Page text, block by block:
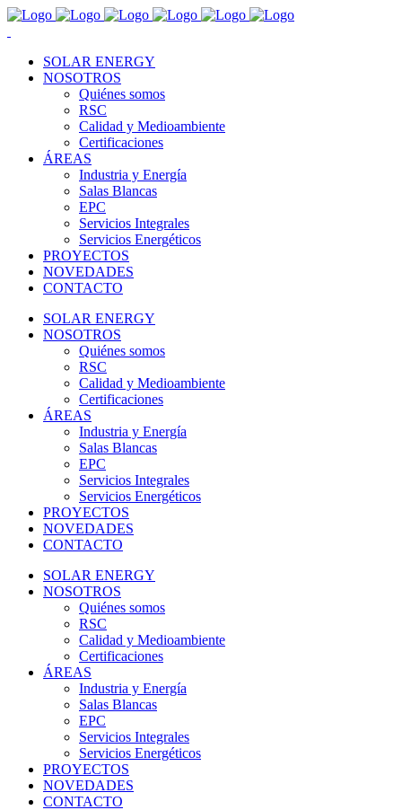
SOLAR ENERGY
NOSOTROS
Quiénes somos
RSC
Calidad y Medioambiente
Certificaciones
ÁREAS
Industria y Energía
Salas Blancas
EPC
Servicios Integrales
Servicios Energéticos
PROYECTOS
NOVEDADES
CONTACTO
SOLAR ENERGY
NOSOTROS
Quiénes somos
RSC
Calidad y Medioambiente
Certificaciones
ÁREAS
Industria y Energía
Salas Blancas
EPC
Servicios Integrales
Servicios Energéticos
PROYECTOS
NOVEDADES
CONTACTO
SOLAR ENERGY
NOSOTROS
Quiénes somos
RSC
Calidad y Medioambiente
Certificaciones
ÁREAS
Industria y Energía
Salas Blancas
EPC
Servicios Integrales
Servicios Energéticos
PROYECTOS
NOVEDADES
CONTACTO